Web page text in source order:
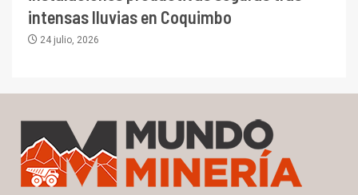
intensas lluvias en Coquimbo
24 julio, 2026